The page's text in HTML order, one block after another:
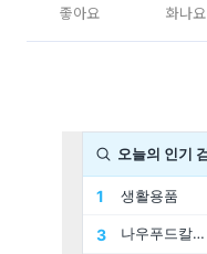
좋아요 화나요